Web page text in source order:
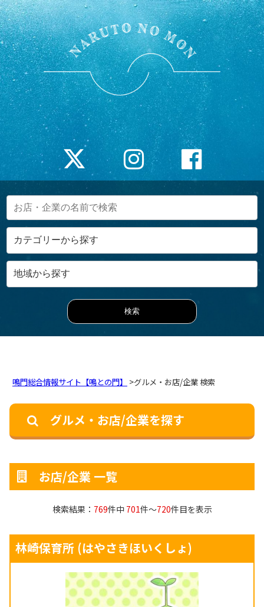
鳴門総合情報サイト【鳴との門】 >グルメ・お店/企業 検索
グルメ・お店/企業を探す
お店/企業 一覧
検索結果： 769件中 701件～720件目を表示
林崎保育所 (はやさきほいくしょ)